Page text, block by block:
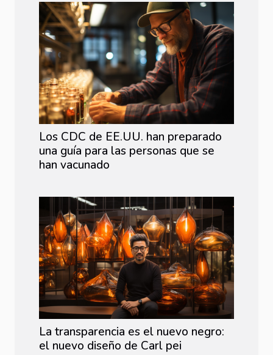
Los CDC de EE.UU. han preparado
una guía para las personas que se
han vacunado
La transparencia es el nuevo negro:
el nuevo diseño de Carl pei